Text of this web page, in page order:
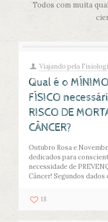
Todos com muita
Viajando pela
Qual é o
FÍSICO
RISCO DE
CÂNCER?
Outubro Rosa e
dedicados para
necessidade de
Câncer! Segundos
18